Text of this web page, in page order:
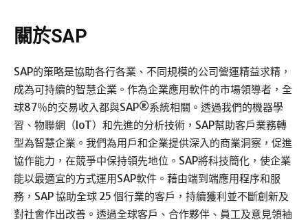
關於SAP
SAP的策略是協助各行各業、不同規模的公司營運精益求精，
成為可持續的智慧企業。作為企業應用軟件的市場領導者，全
球87％的交易收入都與SAP®系統相關。透過我們的機器學
習、物聯網（IoT）和先進的分析技術，SAP幫助客戶業務轉
型為智慧企業。我們為用戶和企業提供深入的商業洞察，促進
協作能力，在競爭中保持領先地位。SAP將科技簡化，使企業
能以最適宜的方式運用SAP軟件。藉由端到端應用程序和服
務，SAP 協助全球 25 個行業的客戶，持續獲利並不斷創新及
對社會作出改善。透過全球客戶、合作夥伴、員工及意見領袖